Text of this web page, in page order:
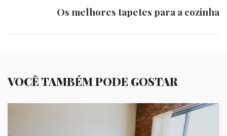
Os melhores tapetes para a cozinha
VOCÊ TAMBÉM PODE GOSTAR